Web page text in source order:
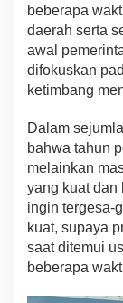
A
O
p
t
s
M
a
D
e
p
a
S
beberapa
daerah serta
awal
difokuskan
ketimbang
Dalam
bahwa tahun
melainkan
yang kuat dan
ingin tergesa-
kuat, supaya
saat ditemui
beberapa